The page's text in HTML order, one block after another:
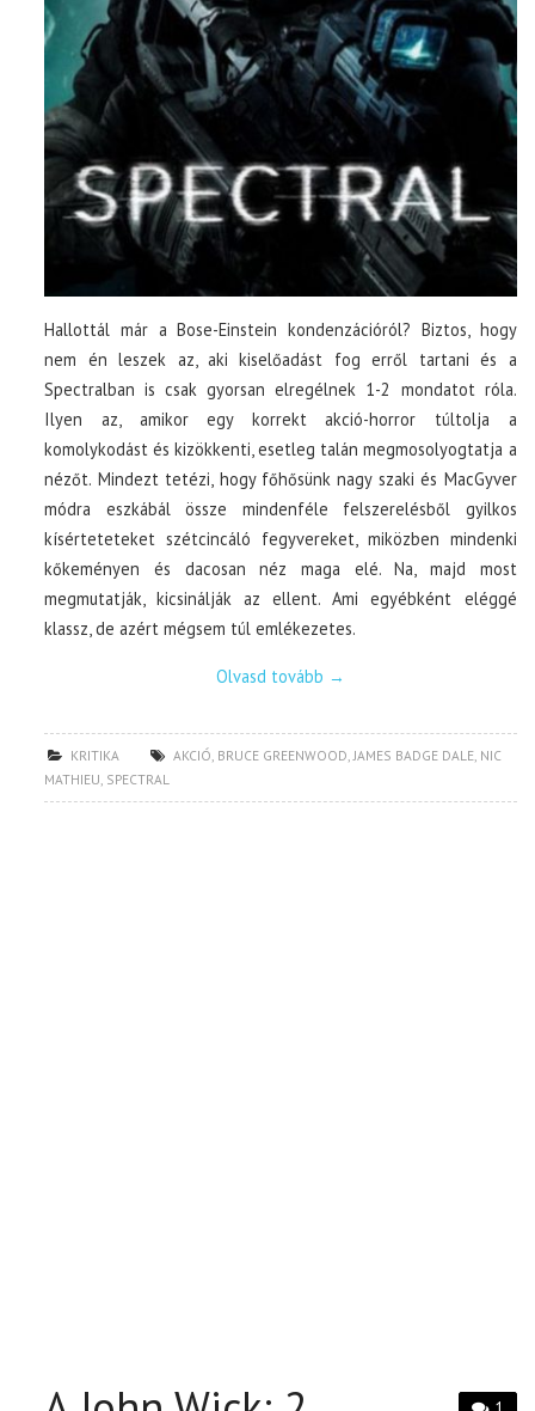
Hallottál már a Bose-Einstein kondenzációról? Biztos, hogy
nem én leszek az, aki kiselőadást fog erről tartani és a
Spectralban is csak gyorsan elregélnek 1-2 mondatot róla.
Ilyen az, amikor egy korrekt akció-horror túltolja a
komolykodást és kizökkenti, esetleg talán megmosolyogtatja a
nézőt. Mindezt tetézi, hogy főhősünk nagy szaki és MacGyver
módra eszkábál össze mindenféle felszerelésből gyilkos
kísérteteteket szétcincáló fegyvereket, miközben mindenki
kőkeményen és dacosan néz maga elé. Na, majd most
megmutatják, kicsinálják az ellent. Ami egyébként eléggé
klassz, de azért mégsem túl emlékezetes.
Olvasd tovább →
KRITIKA AKCIÓ BRUCE GREENWOOD JAMES BADGE DALE NIC
MATHIEU SPECTRAL